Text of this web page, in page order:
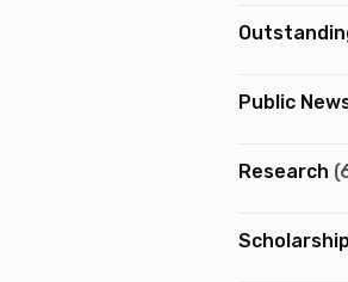
Public
Research
Scholarship